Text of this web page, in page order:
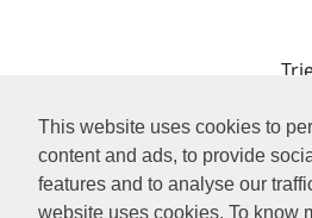
This website uses cookies to
content and ads, to provide
features and to analyse our
website uses cookies. To know